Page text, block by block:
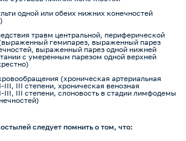
одной или обеих нижних конечностей
травм центральной, периферической
гемипарез, выраженный парез
выраженный парез одной нижней
с умеренным парезом одной верхней
(хроническая артериальная
III, III степени, хроническая венозная
III, III степени, слоновость в стадии лимфодемы
следует помнить о том, что: